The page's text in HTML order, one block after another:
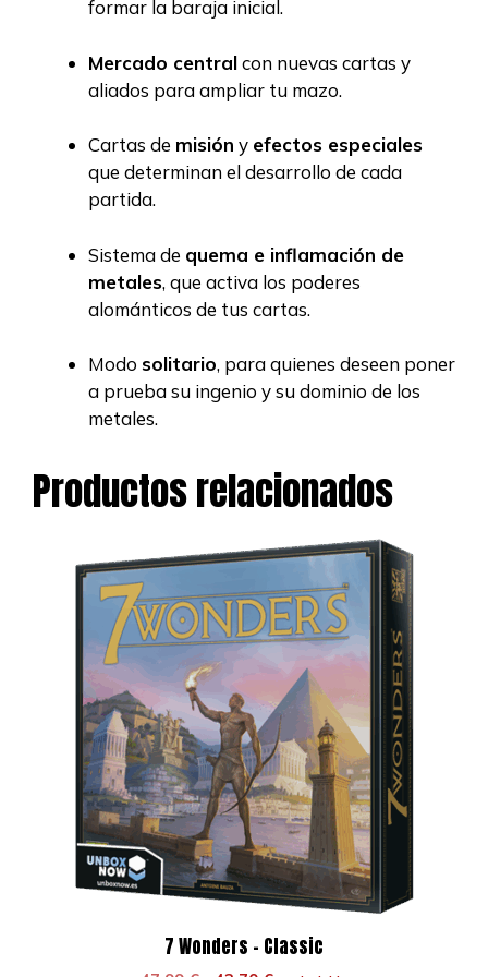
formar la baraja inicial.
Mercado centralcon nuevas cartas y
aliados para ampliar tu mazo.
Cartas de misión y efectos especiales
que determinan el desarrollo de cada
partida.
Sistema de quema e inflamación de
metales, que activa los poderes
alománticos de tus cartas.
Modo solitario, para quienes deseen poner
a prueba su ingenio y su dominio de los
metales.
Productos relacionados
7 Wonders – Classic